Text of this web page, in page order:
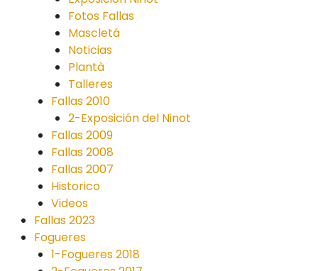
Fotos Fallas
Mascletá
Noticias
Plantà
Talleres
Fallas 2010
2-Exposición del Ninot
Fallas 2009
Fallas 2008
Fallas 2007
Historico
Videos
Fallas 2023
Fogueres
1-Fogueres 2018